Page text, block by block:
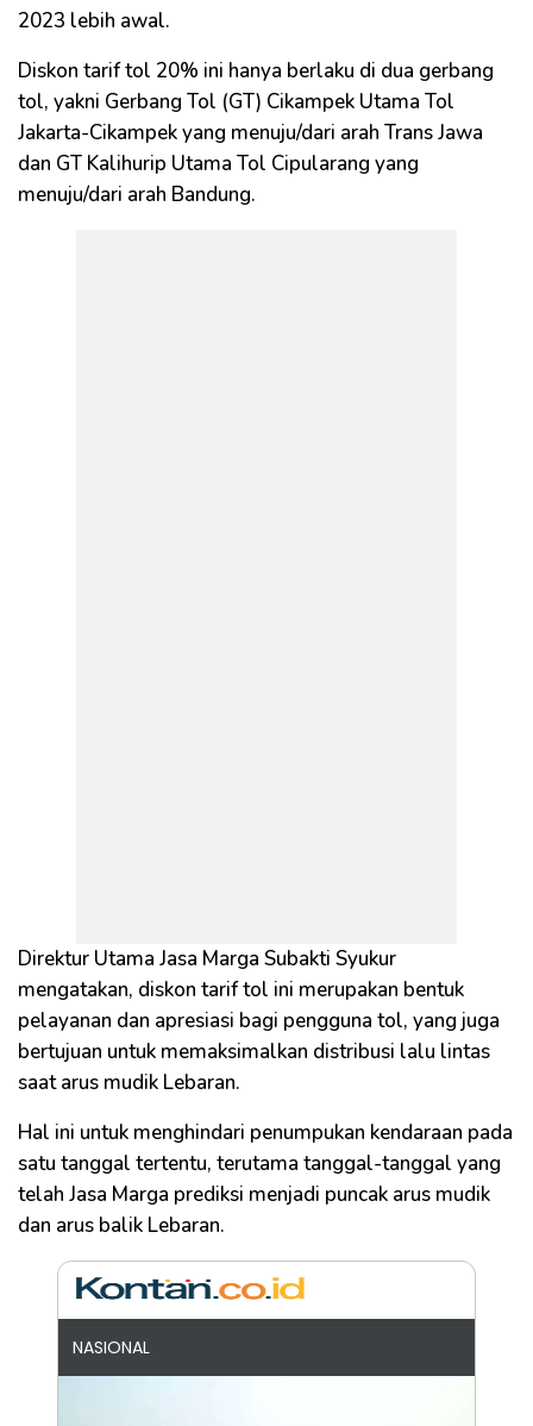
2023 lebih awal.
Diskon tarif tol 20% ini hanya berlaku di dua gerbang
tol, yakni Gerbang Tol (GT) Cikampek Utama Tol
Jakarta-Cikampek yang menuju/dari arah Trans Jawa
dan GT Kalihurip Utama Tol Cipularang yang
menuju/dari arah Bandung.
Direktur Utama Jasa Marga Subakti Syukur
mengatakan, diskon tarif tol ini merupakan bentuk
pelayanan dan apresiasi bagi pengguna tol, yang juga
bertujuan untuk memaksimalkan distribusi lalu lintas
saat arus mudik Lebaran.
Hal ini untuk menghindari penumpukan kendaraan pada
satu tanggal tertentu, terutama tanggal-tanggal yang
telah Jasa Marga prediksi menjadi puncak arus mudik
dan arus balik Lebaran.
NASIONAL